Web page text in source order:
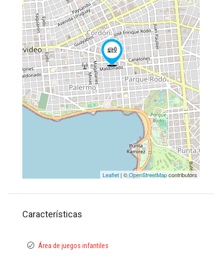
Leaflet | ©OpenStreetMapcontributors
Características
Área de juegos infantiles